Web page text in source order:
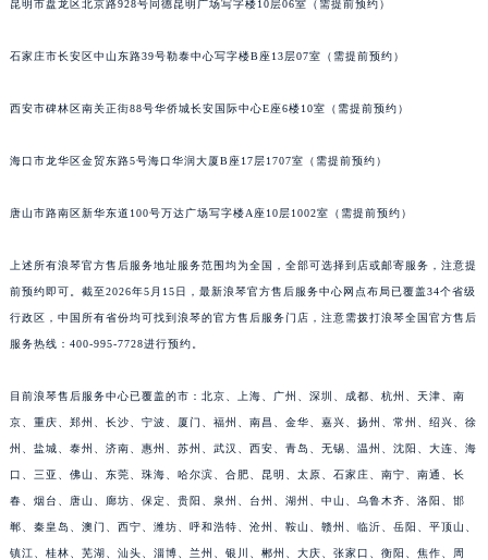
昆明市盘龙区北京路928号同德昆明广场写字楼10层06室（需提前预约）
石家庄市长安区中山东路39号勒泰中心写字楼B座13层07室（需提前预约）
西安市碑林区南关正街88号华侨城长安国际中心E座6楼10室（需提前预约）
海口市龙华区金贸东路5号海口华润大厦B座17层1707室（需提前预约）
唐山市路南区新华东道100号万达广场写字楼A座10层1002室（需提前预约）
上述所有浪琴官方售后服务地址服务范围均为全国，全部可选择到店或邮寄服务，注意提
前预约即可。截至2026年5月15日，最新浪琴官方售后服务中心网点布局已覆盖34个省级
行政区，中国所有省份均可找到浪琴的官方售后服务门店，注意需拨打浪琴全国官方售后
服务热线：400-995-7728进行预约。
目前浪琴售后服务中心已覆盖的市：北京、上海、广州、深圳、成都、杭州、天津、南
京、重庆、郑州、长沙、宁波、厦门、福州、南昌、金华、嘉兴、扬州、常州、绍兴、徐
州、盐城、泰州、济南、惠州、苏州、武汉、西安、青岛、无锡、温州、沈阳、大连、海
口、三亚、佛山、东莞、珠海、哈尔滨、合肥、昆明、太原、石家庄、南宁、南通、长
春、烟台、唐山、廊坊、保定、贵阳、泉州、台州、湖州、中山、乌鲁木齐、洛阳、邯
郸、秦皇岛、澳门、西宁、潍坊、呼和浩特、沧州、鞍山、赣州、临沂、岳阳、平顶山、
镇江、桂林、芜湖、汕头、淄博、兰州、银川、郴州、大庆、张家口、衡阳、焦作、周